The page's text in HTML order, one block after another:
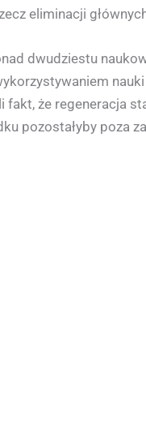
eliminacji
dwudziestu
że regeneracja
pozostałyby poza